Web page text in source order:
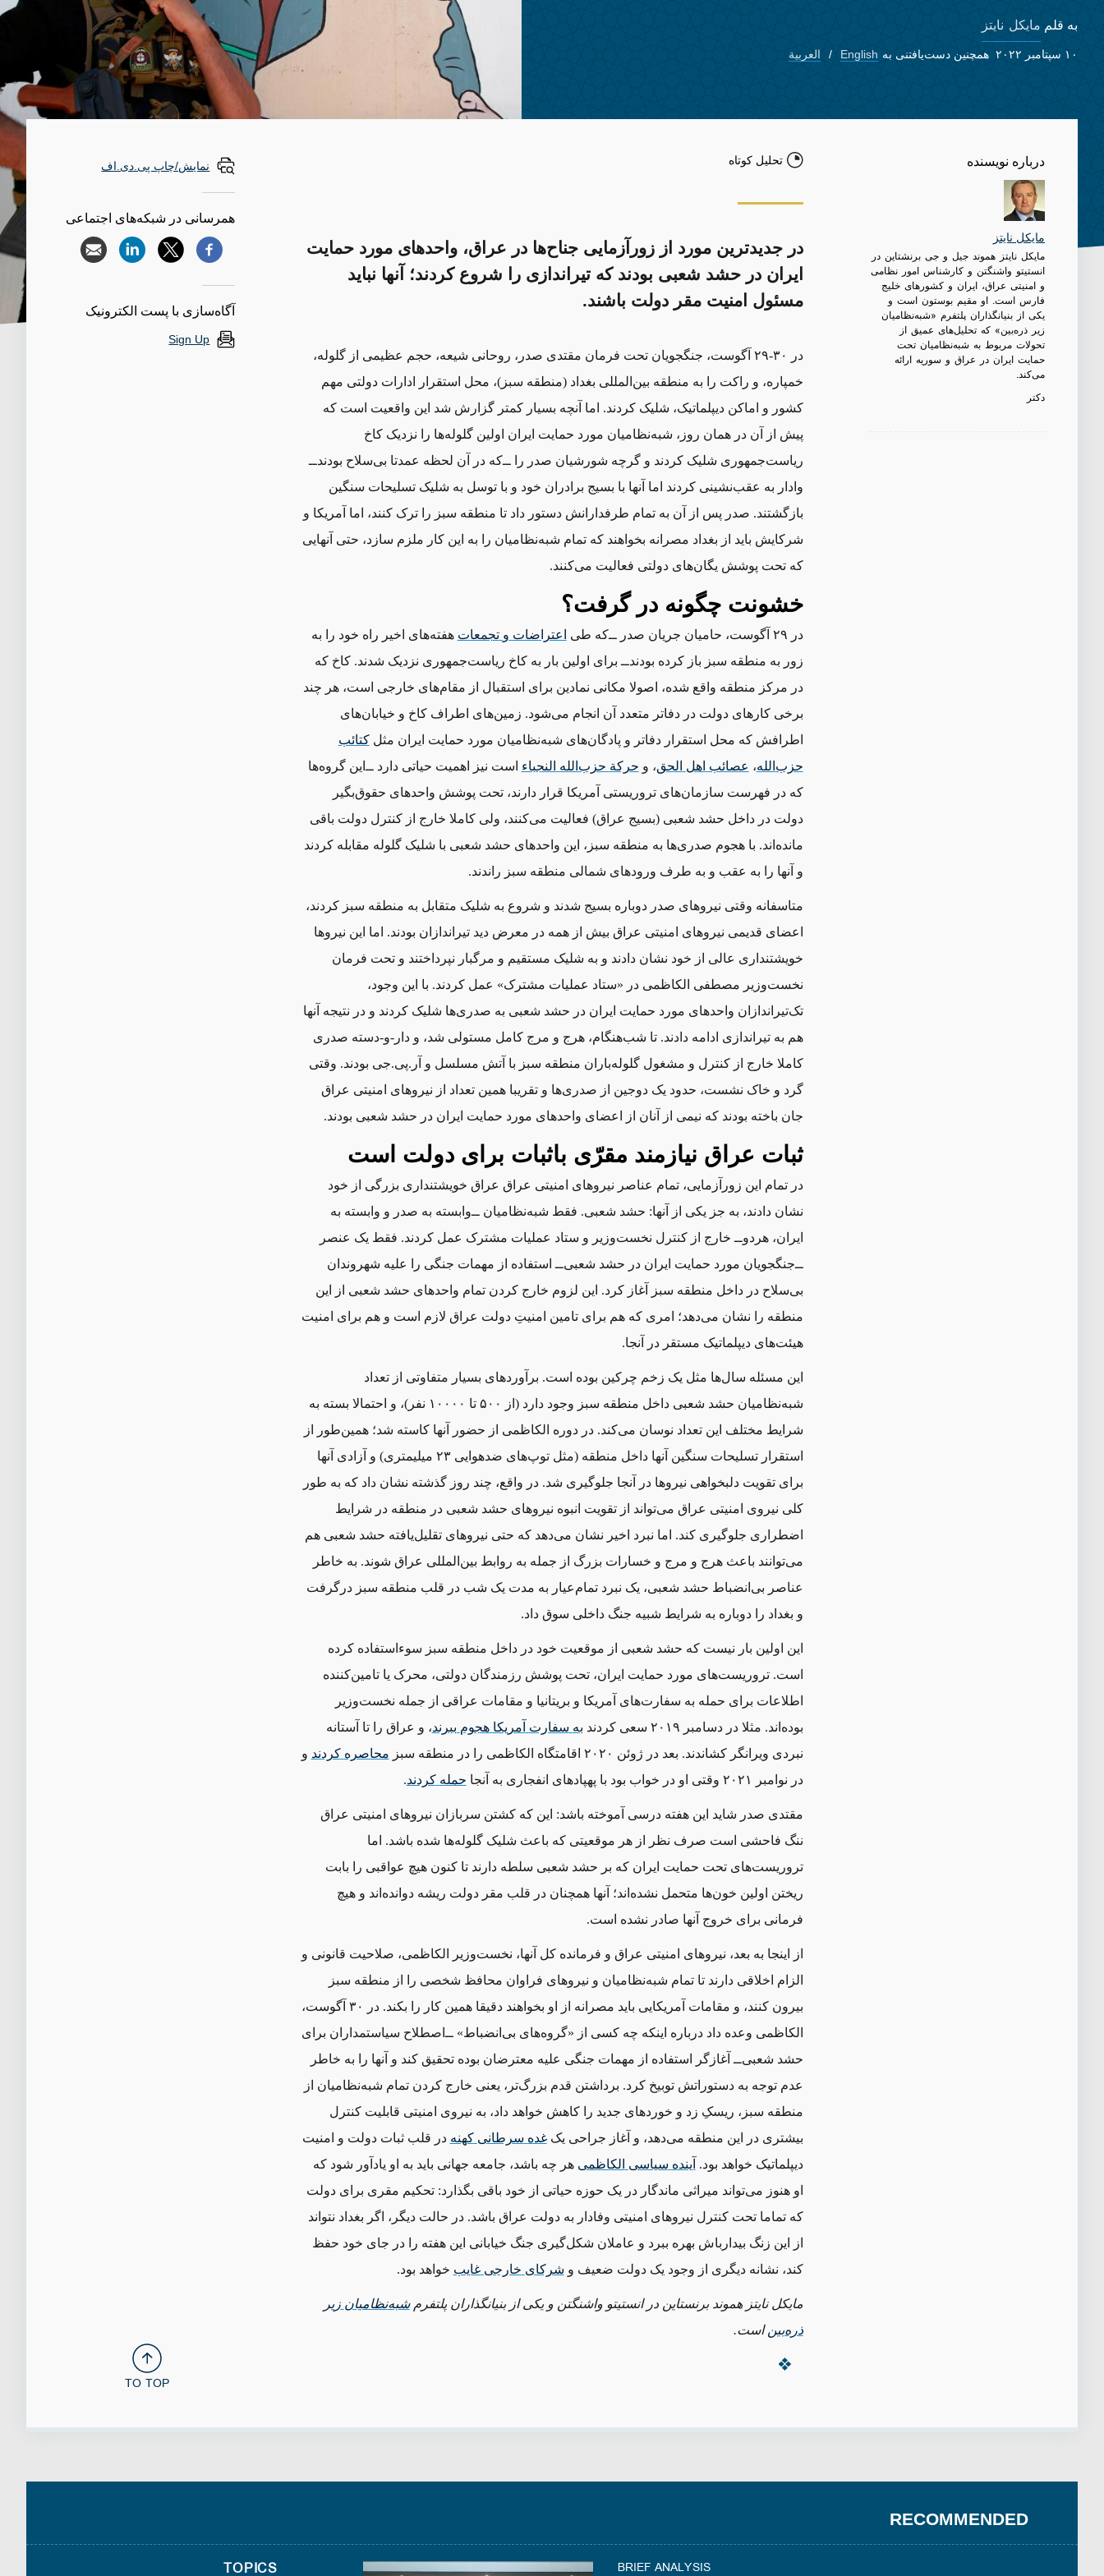
به قلم مایکل نایتز
۱۰ سپتامبر ۲۰۲۲ همچنین دست‌یافتنی به English العربية
درباره نویسنده
مایکل نایتز
مایکل نایتز هموند جیل و جی برنشتاین در
انستیتو واشنگتن و کارشناس امور نظامی
و امنیتی عراق، ایران و کشورهای خلیج
فارس است. او مقیم بوستون است و
یکی از بنیانگذاران پلتفرم «شبه‌نظامیان
زیر ذره‌‌بین» که تحلیل‌های عمیق از
تحولات مربوط به شبه‌نظامیان تحت
حمایت ایران در عراق و سوریه ارائه
می‌کند.
دکتر
تحلیل کوتاه
در جدیدترین مورد از زورآزمایی‌ جناح‌ها در عراق، واحدهای مورد حمایت
ایران در حشد شعبی بودند که تیراندازی را شروع کردند؛ آنها نباید
مسئول امنیت مقر دولت باشند.
در ۳۰-۲۹ آگوست، جنگجویان تحت فرمان مقتدی صدر، روحانی شیعه، حجم عظیمی از گلوله،
خمپاره، و راکت را به منطقه بین‌المللی بغداد (منطقه سبز)، محل استقرار ادارات دولتی مهم
کشور و اماکن دیپلماتیک، شلیک کردند. اما آنچه بسیار کمتر گزارش شد این واقعیت است که
پیش از آن در همان روز، شبه‌نظامیان مورد حمایت ایران اولین گلوله‌ها را نزدیک کاخ
ریاست‌جمهوری شلیک کردند و گرچه شورشیان صدر را ‌ــ‌که در آن لحظه عمدتا بی‌سلاح بودند‌ــ‌
وادار به عقب‌نشینی کردند اما آنها با بسیج برادران‌ خود و با توسل به شلیک تسلیحات سنگین
بازگشتند. صدر پس از آن به تمام طرفدارانش دستور داد تا منطقه سبز را ترک کنند، اما آمریکا و
شرکایش باید از بغداد مصرانه بخواهند که تمام شبه‌نظامیان را به این کار ملزم سازد، حتی آنهایی
که تحت پوشش یگان‌های دولتی فعالیت می‌کنند.
خشونت چگونه در گرفت؟
در ۲۹ آگوست، حامیان جریان صدر ‌ــ‌که طی اعتراضات و تجمعات هفته‌های اخیر راه خود را به
زور به منطقه سبز باز کرده بودند‌ــ‌ برای اولین بار به کاخ ریاست‌جمهوری نزدیک شدند. کاخ که
در مرکز منطقه واقع شده، اصولا مکانی نمادین برای استقبال از مقام‌های خارجی است، هر چند
برخی کارهای دولت در دفاتر متعدد آن انجام می‌شود. زمین‌های اطراف کاخ و خیابان‌های
اطرافش که محل استقرار دفاتر و پادگان‌های شبه‌نظامیان مورد حمایت ایران مثلکتائب
حزب الله، عصائب اهل الحق، و حرکة حزب الله النجباء است نیز اهمیت حیاتی دارد ‌ــ‌این گروه‌ها
که در فهرست سازمان‌های تروریستی آمریکا قرار دارند، تحت پوشش واحدهای حقوق‌بگیر
دولت در داخل حشد شعبی (بسیج عراق) فعالیت می‌کنند، ولی کاملا خارج از کنترل دولت باقی
مانده‌اند. با هجوم صدری‌ها به منطقه سبز، این واحدهای حشد شعبی با شلیک گلوله مقابله کردند
و آنها را به عقب و به طرف ورودهای شمالی منطقه سبز راندند.
متاسفانه وقتی نیروهای صدر دوباره بسیج شدند و شروع به شلیک متقابل به منطقه سبز کردند،
اعضای قدیمی نیروهای امنیتی عراق بیش از همه در معرض ‌دید تیراندازان بودند. اما این نیروها
خویشتنداری عالی از خود نشان دادند و به شلیک مستقیم و مرگبار نپرداختند و تحت فرمان
نخست‌وزیر مصطفی الکاظمی در «ستاد عملیات مشترک» عمل کردند. با این وجود،
تک‌تیراندازان واحدهای مورد حمایت ایران در حشد شعبی به صدری‌ها شلیک کردند و در نتیجه آنها
هم به تیراندازی ادامه دادند. تا شب‌هنگام، هرج و مرج کامل مستولی شد، و دار-و-دسته صدری
کاملا خارج از کنترل و مشغول گلوله‌باران منطقه سبز با آتش مسلسل و آر.پی.جی بودند. وقتی
گرد و خاک نشست، حدود یک دوجین از صدری‌ها و تقریبا همین تعداد از نیروهای امنیتی عراق
جان باخته بودند که نیمی از آنان از اعضای واحدهای مورد حمایت ایران در حشد شعبی بودند.
ثبات عراق نیازمند مقرّی باثبات برای دولت است
در تمام این زورآزمایی، تمام عناصر نیروهای امنیتی عراق عراق خویشتنداری بزرگی از خود
نشان دادند، به جز یکی از آنها: حشد شعبی. فقط شبه‌نظامیان ‌ــ‌وابسته به صدر و وابسته به
ایران، هردو‌ــ‌ خارج از کنترل نخست‌وزیر و ستاد عملیات مشترک عمل کردند. فقط یک عنصر
‌ــ‌جنگجویان مورد حمایت ایران در حشد شعبی‌ــ‌ استفاده از مهمات جنگی را علیه شهروندان
بی‌سلاح در داخل منطقه سبز آغاز کرد. این لزوم خارج کردن تمام واحدهای حشد شعبی از این
منطقه را نشان می‌دهد؛ امری که هم برای تامین امنیتِ دولت عراق لازم است و هم برای امنیت
هیئت‌های دیپلماتیک مستقر در آنجا.
این مسئله سال‌ها مثل یک زخم چرکین بوده است. برآوردهای بسیار متفاوتی از تعداد
شبه‌نظامیان حشد شعبی داخل منطقه سبز وجود دارد (از ۵۰۰ تا ۱۰۰۰۰ نفر)، و احتمالا بسته به
شرایط مختلف این تعداد نوسان می‌کند. در دوره الکاظمی از حضور آنها کاسته شد؛ همین‌طور از
استقرار تسلیحات سنگین آنها داخل منطقه (مثل توپ‌های ضدهوایی ۲۳ میلیمتری) و آزادی آنها
برای تقویت دلبخواهی نیروها در آنجا جلوگیری شد. ‌در واقع، چند روز گذشته نشان داد که به ‌طور
کلی نیروی امنیتی عراق می‌تواند از تقویت انبوه نیروهای حشد شعبی در منطقه در شرایط
اضطراری جلوگیری کند. اما نبرد اخیر نشان می‌دهد که حتی نیروهای تقلیل‌یافته حشد شعبی هم
می‌توانند باعث هرج و مرج و خسارات بزرگ از جمله به روابط بین‌المللی عراق شوند. به خاطر
عناصر بی‌انضباط حشد شعبی، یک نبرد تمام‌عیار به مدت یک شب در قلب منطقه سبز درگرفت
و بغداد را دوباره به شرایط شبیه جنگ داخلی سوق داد.
این اولین بار نیست که حشد شعبی از موقعیت خود در داخل منطقه سبز سوءاستفاده کرده
است. تروریست‌های مورد حمایت ایران، تحت پوشش رزمندگان دولتی، محرک یا تامین‌کننده
اطلاعات برای حمله به سفارت‌های آمریکا و بریتانیا و مقامات عراقی از جمله نخست‌وزیر
بوده‌اند. مثلا در دسامبر ۲۰۱۹ سعی کردند
به سفارت آمریکا هجوم ببرند، و عراق را تا آستانه
نبردی ویرانگر کشاندند. بعد در ژوئن ۲۰۲۰ اقامتگاه الکاظمی را در منطقه سبز
محاصره کردند و
در نوامبر ۲۰۲۱ وقتی او در خواب بود با پهپادهای انفجاری به آنجا
حمله کردند.
مقتدی صدر شاید این هفته درسی آموخته باشد: این ‌که کشتن سربازان نیروهای امنیتی عراق
ننگ فاحشی است صرف ‌نظر از هر موقعیتی که باعث شلیک گلوله‌ها شده باشد. اما
تروریست‌های تحت حمایت ایران که بر حشد شعبی سلطه دارند تا کنون هیچ عواقبی را بابت
ریختن اولین خون‌ها متحمل نشده‌اند؛ ‌آنها همچنان در قلب مقر دولت ریشه دوانده‌اند و هیچ
فرمانی برای خروج آنها صادر نشده است.
از اینجا به بعد، نیروهای امنیتی عراق و فرمانده کل آنها، نخست‌وزیر الکاظمی، صلاحیت قانونی و
الزام اخلاقی دارند تا تمام شبه‌نظامیان و نیروهای فراوان محافظ شخصی را از منطقه سبز
بیرون کنند، و مقامات آمریکایی باید مصرانه از او بخواهند دقیقا همین کار را بکند. در ۳۰ آگوست،
الکاظمی وعده داد درباره اینکه چه کسی از «گروه‌های بی‌انضباط» ‌ــ‌اصطلاح سیاستمداران برای
حشد شعبی‌ــ آغازگر استفاده از مهمات جنگی علیه معترضان بوده تحقیق کند و آنها را به خاطر
عدم توجه به دستوراتش توبیخ کرد. برداشتن قدم بزرگ‌تر، یعنی خارج کردن تمام شبه‌نظامیان از
منطقه سبز، ریسکِ زد و خوردهای جدید را کاهش خواهد داد، به نیروی امنیتی قابلیت کنترل‌
بیشتری در این منطقه می‌دهد، و آغاز جراحی یکغده سرطانی کهنه در قلب ثبات دولت و امنیت
دیپلماتیک خواهد بود. آینده سیاسی الکاظمی هر چه باشد، جامعه جهانی باید به او یادآور شود که
او هنوز می‌تواند میراثی ماندگار در یک حوزه حیاتی از خود باقی بگذارد: تحکیم مقری برای دولت
که تماما تحت کنترل نیروهای امنیتی وفادار به دولت عراق باشد. در حالت دیگر، اگر بغداد نتواند
از این زنگ بیدارباش بهره ببرد و عاملان شکل‌گیری جنگ خیابانی این هفته را در جای خود حفظ
کند، نشانه دیگری از وجود یک دولت ضعیف و شرکای خارجی غایب خواهد بود.
مایکل نایتز هموند برنستاین در انستیتو واشنگتن و یکی از بنیانگذاران پلتفرمشبهنظامیان زیر
ذرهبیناست.
نمایش/چاپ پی.دی.اف
همرسانی در شبکه‌های اجتماعی
آگاه‌سازی با پست الکترونیک
Sign Up
TO TOP
RECOMMENDED
BRIEF ANALYSIS
TOPICS